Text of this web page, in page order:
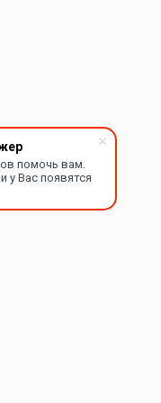
помочь вам.
у Вас появятся